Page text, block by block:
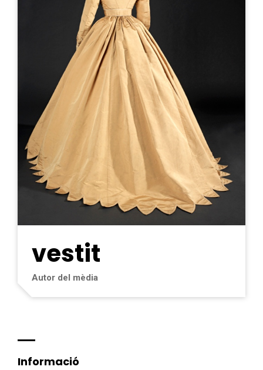
vestit
Autor del mèdia
Informació